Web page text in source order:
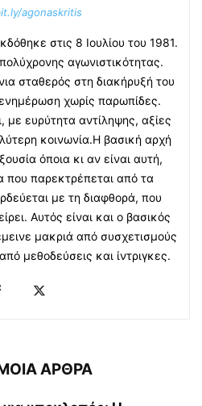
agonaskritis
στις 8 Ιουλίου του 1981.
αγωνιστικότητας.
σταθερός στη διακήρυξή του
χωρίς παρωπίδες.
με ευρύτητα αντίληψης, αξίες
κοινωνία.Η βασική αρχή
όποια κι αν είναι αυτή,
που παρεκτρέπεται από τα
με τη διαφθορά, που
Αυτός είναι και ο βασικός
μακριά από συσχετισμούς
μεθοδεύσεις και ίντριγκες.
ΑΡΘΡΑ